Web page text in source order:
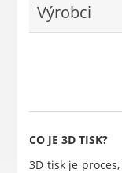
Výrobci
CO JE 3D TISK?
3D tisk je